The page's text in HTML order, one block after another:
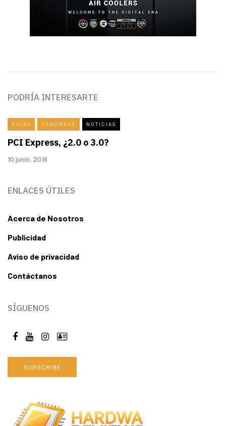
PODRÍA INTERESARTE
GUÍAS HARDWARE NOTICIAS
PCI Express, ¿2.0 o 3.0?
10 junio, 2016
ENLACES ÚTILES
Acerca de Nosotros
Publicidad
Aviso de privacidad
Contáctanos
SÍGUENOS
SUBSCRIBE